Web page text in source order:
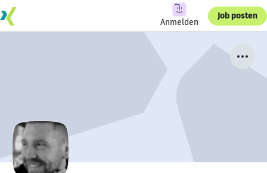
Anmelden
Job posten